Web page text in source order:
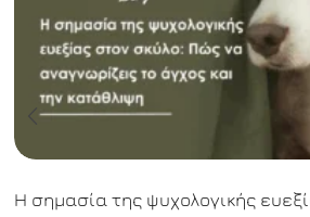
Η σημασία της ψυχολογικής